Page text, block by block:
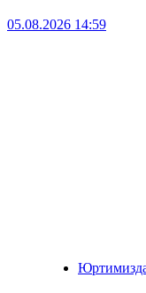
05.08.2026 14:59